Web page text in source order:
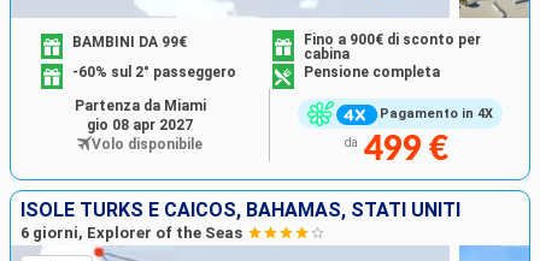
Pagamento in 4X
BAMBINI DA 99€
Fino a 900€ di sconto per
cabina
-60% sul 2° passeggero
Pensione completa
da 499 €
Partenza da Miami
gio 08 apr 2027
Volo disponibile
ISOLE TURKS E CAICOS, BAHAMAS, STATI UNITI
6 giorni, Explorer of the Seas